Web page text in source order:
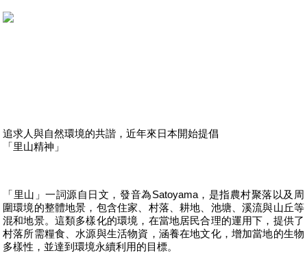
追求人與自然環境的共諧，近年來日本開始提倡
「里山精神」
「里山」一詞源自日文，發音為Satoyama，是指農村聚落以及周
圍環境的整體地景，包含住家、村落、耕地、池塘、溪流與山丘等
混和地景。這類多樣化的環境，在當地居民合理的運用下，提供了
村落所需糧食、水源與生活物資，涵養在地文化，增加當地的生物
多樣性，並達到環境永續利用的目標。